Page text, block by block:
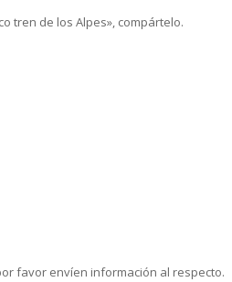
tren de los Alpes», compártelo.
favor envíen información al respecto.